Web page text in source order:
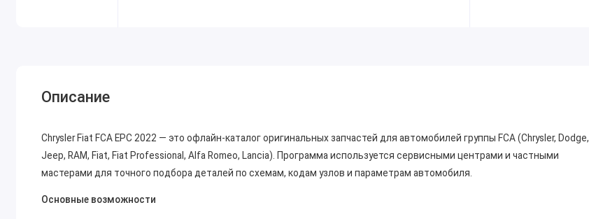
Описание
Chrysler Fiat FCA EPC 2022 — это офлайн-каталог оригинальных запчастей для автомобилей группы FCA (Chrysler, Dodge,
Jeep, RAM, Fiat, Fiat Professional, Alfa Romeo, Lancia). Программа используется сервисными центрами и частными
мастерами для точного подбора деталей по схемам, кодам узлов и параметрам автомобиля.
Основные возможности